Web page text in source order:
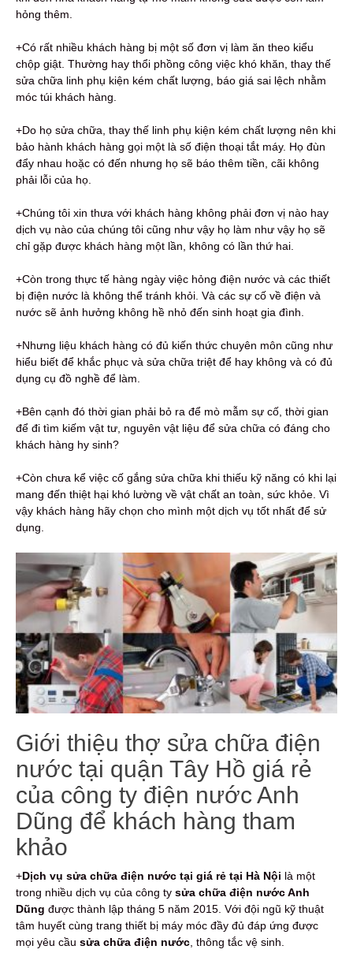
hỏng thêm.
+Có rất nhiều khách hàng bị một số đơn vị làm ăn theo kiểu
chộp giật. Thường hay thổi phồng công việc khó khăn, thay thế
sửa chữa linh phụ kiện kém chất lượng, báo giá sai lệch nhằm
móc túi khách hàng.
+Do họ sửa chữa, thay thế linh phụ kiện kém chất lượng nên khi
bảo hành khách hàng gọi một là số điện thoại tắt máy. Họ đùn
đẩy nhau hoặc có đến nhưng họ sẽ báo thêm tiền, cãi không
phải lỗi của họ.
+Chúng tôi xin thưa với khách hàng không phải đơn vị nào hay
dịch vụ nào của chúng tôi cũng như vậy họ làm như vậy họ sẽ
chỉ gặp được khách hàng một lần, không có lần thứ hai.
+Còn trong thực tế hàng ngày việc hỏng điện nước và các thiết
bị điện nước là không thể tránh khỏi. Và các sự cố về điện và
nước sẽ ảnh hưởng không hề nhỏ đến sinh hoạt gia đình.
+Nhưng liệu khách hàng có đủ kiến thức chuyên môn cũng như
hiểu biết để khắc phục và sửa chữa triệt để hay không và có đủ
dụng cụ đồ nghề để làm.
+Bên cạnh đó thời gian phải bỏ ra để mò mẫm sự cố, thời gian
để đi tìm kiếm vật tư, nguyên vật liệu để sửa chữa có đáng cho
khách hàng hy sinh?
+Còn chưa kể việc cố gắng sửa chữa khi thiếu kỹ năng có khi lại
mang đến thiệt hại khó lường về vật chất an toàn, sức khỏe. Vì
vậy khách hàng hãy chọn cho mình một dịch vụ tốt nhất để sử
dụng.
Giới thiệu thợ sửa chữa điện
nước tại quận Tây Hồ giá rẻ
của công ty điện nước Anh
Dũng để khách hàng tham
khảo
+Dịch vụ sửa chữa điện nước tại giá rẻ tại Hà Nội là một
trong nhiều dịch vụ của công ty sửa chữa điện nước Anh
Dũng được thành lập tháng 5 năm 2015. Với đội ngũ kỹ thuật
tâm huyết cùng trang thiết bị máy móc đầy đủ đáp ứng được
mọi yêu cầu sửa chữa điện nước , thông tắc vệ sinh.